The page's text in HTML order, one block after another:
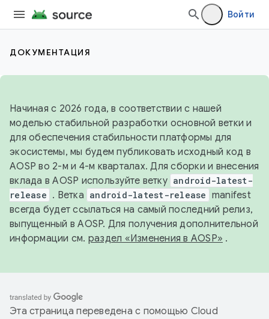
Войти
ДОКУМЕНТАЦИЯ
Начиная с 2026 года, в соответствии с нашей
моделью стабильной разработки основной ветки и
для обеспечения стабильности платформы для
экосистемы, мы будем публиковать исходный код в
AOSP во 2-м и 4-м кварталах. Для сборки и внесения
вклада в AOSP используйте ветку android-latest-
release . Ветка android-latest-release manifest
всегда будет ссылаться на самый последний релиз,
выпущенный в AOSP. Для получения дополнительной
информации см. раздел «Изменения в AOSP» .
Эта страница переведена с помощью Cloud